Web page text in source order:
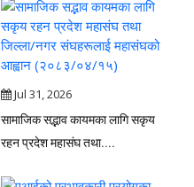
Jul 31, 2026
सामाजिक सद्भाव कायमका लागि सकृय
रहन प्रदेश महासंघ तथा....